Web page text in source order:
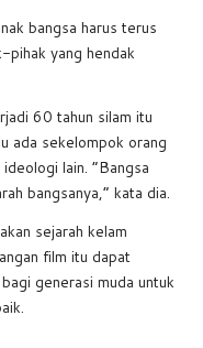
bangsa harus terus
pihak yang hendak
60 tahun silam itu
ada sekelompok orang
lain. “Bangsa
bangsanya,” kata dia.
sejarah kelam
film itu dapat
generasi muda untuk